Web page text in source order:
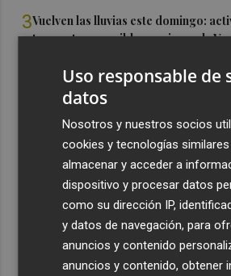
3Vuelven las lluvias este domingo:
tormentas y posible granizo en la
Asaja Alicante calcula que en la
50.000 plantas enfermas por
Más de 90 pymes murcianas
euros tras las ayudas del Info
Uso responsable de
datos
Nosotros y nuestros socios
cookies y tecnologías
almacenar y acceder a
dispositivo y procesar datos
como su dirección IP,
y datos de navegación, para
anuncios y contenido
anuncios y contenido, obtener